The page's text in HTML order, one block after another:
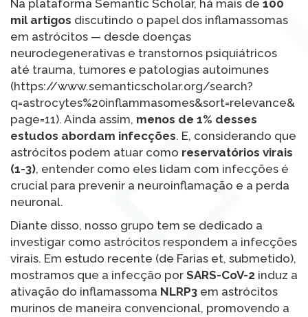
Na plataforma Semantic Scholar, há mais de 100
mil artigos discutindo o papel dos inflamassomas
em astrócitos — desde doenças
neurodegenerativas e transtornos psiquiátricos
até trauma, tumores e patologias autoimunes
(https://www.semanticscholar.org/search?
q=astrocytes%20inflammasomes&sort=relevance&
page=11). Ainda assim, menos de 1% desses
estudos abordam infecções. E, considerando que
astrócitos podem atuar como reservatórios virais
(1-3), entender como eles lidam com infecções é
crucial para prevenir a neuroinflamação e a perda
neuronal.
Diante disso, nosso grupo tem se dedicado a
investigar como astrócitos respondem a infecções
virais. Em estudo recente (de Farias et, submetido),
mostramos que a infecção por SARS-CoV-2 induz a
ativação do inflamassoma NLRP3 em astrócitos
murinos de maneira convencional, promovendo a